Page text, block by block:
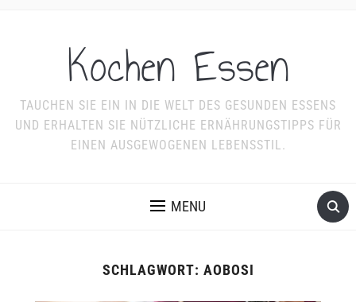
Kochen Essen
TAUCHEN SIE EIN IN DIE WELT DES GESUNDEN ESSENS
UND ERHALTEN SIE NÜTZLICHE ERNÄHRUNGSTIPPS FÜR
EINEN AUSGEWOGENEN LEBENSSTIL.
MENU
SCHLAGWORT: AOBOSI